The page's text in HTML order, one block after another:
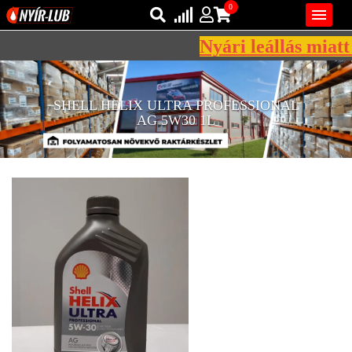
REGISZTRÁCIÓ
KENŐANYAGOK
KENŐANYAGOK
MÁRKÁK
VISZKOZITÁSOK
ADALÉKOK

Bejelentkezés
Regisztráció
0
AZ ÖN KOSARA ÜRES
Nyári leállás miatt
SHELL HELIX ULTRA PROFESSIONAL
AG 5W30 1L